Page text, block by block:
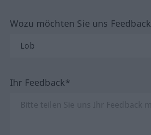
Wozu möchten Sie uns
Ihr Feedback*